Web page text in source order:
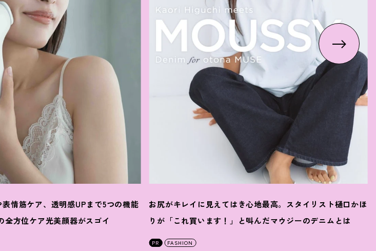
表情筋ケア、透明感UPまで5つの機能
全方位ケア光美顔器がスゴイ
お尻がキレイに見えてはき心地最高。スタイリスト樋口かほ
りが「これ買います ！ 」と叫んだマウジーのデニムとは
PR FASHION